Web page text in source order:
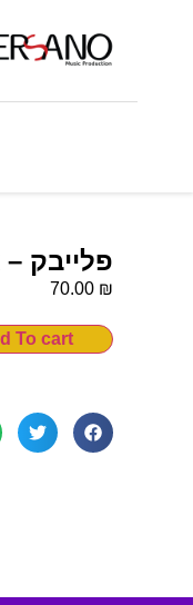
פלייבק
70.00 ₪
To cart